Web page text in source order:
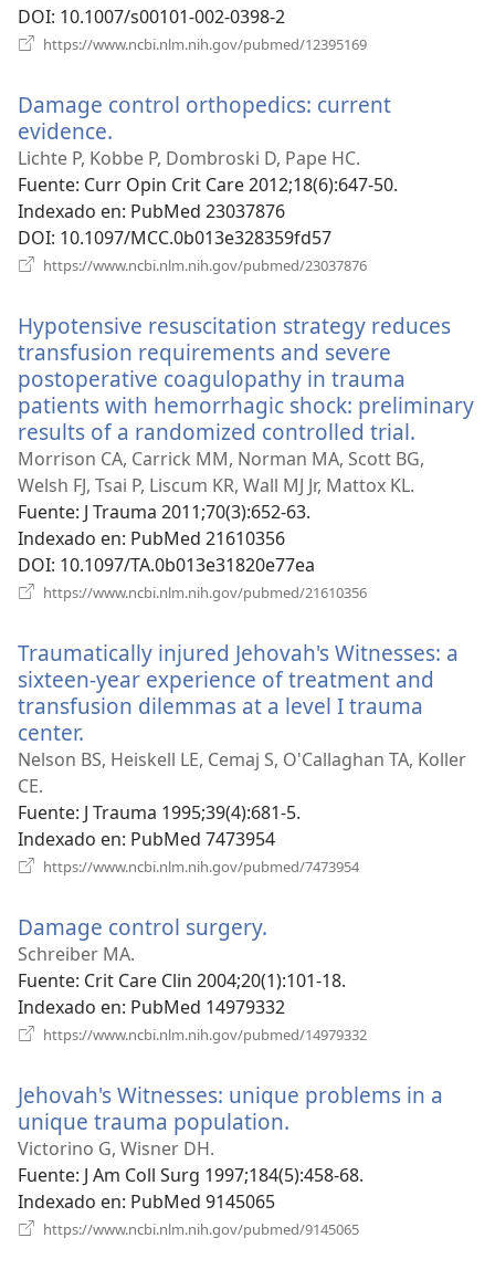
DOI‎: 10.1007/s00101-002-0398-2
https://www.ncbi.nlm.nih.gov/pubmed/12395169
ventana)
Damage control orthopedics: current
evidence.
una
nueva
ventana)
Lichte P, Kobbe P, Dombroski D, Pape HC.
Fuente‎: Curr Opin Crit Care 2012;18(6):647-50.
Indexado en‎: PubMed 23037876
DOI‎: 10.1097/MCC.0b013e328359fd57
https://www.ncbi.nlm.nih.gov/pubmed/23037876
ventana)
Hypotensive resuscitation strategy reduces
transfusion requirements and severe
postoperative coagulopathy in trauma
patients with hemorrhagic shock: preliminary
results of a randomized controlled trial.
una
Morrison CA, Carrick MM, Norman MA, Scott BG,
Welsh FJ, Tsai P, Liscum KR, Wall MJ Jr, Mattox KL.
Fuente‎: J Trauma 2011;70(3):652-63.
Indexado en‎: PubMed 21610356
DOI‎: 10.1097/TA.0b013e31820e77ea
https://www.ncbi.nlm.nih.gov/pubmed/21610356
ventana)
Traumatically injured Jehovah's Witnesses: a
sixteen-year experience of treatment and
transfusion dilemmas at a level I trauma
center.
una
ventana)
Nelson BS, Heiskell LE, Cemaj S, O'Callaghan TA, Koller
CE.
Fuente‎: J Trauma 1995;39(4):681-5.
Indexado en‎: PubMed 7473954
https://www.ncbi.nlm.nih.gov/pubmed/7473954
Damage control surgery.
nueva
ventana)
Schreiber MA.
Fuente‎: Crit Care Clin 2004;20(1):101-18.
Indexado en‎: PubMed 14979332
https://www.ncbi.nlm.nih.gov/pubmed/14979332
ventana)
Jehovah's Witnesses: unique problems in a
unique trauma population.
nueva
Victorino G, Wisner DH.
Fuente‎: J Am Coll Surg 1997;184(5):458-68.
Indexado en‎: PubMed 9145065
https://www.ncbi.nlm.nih.gov/pubmed/9145065